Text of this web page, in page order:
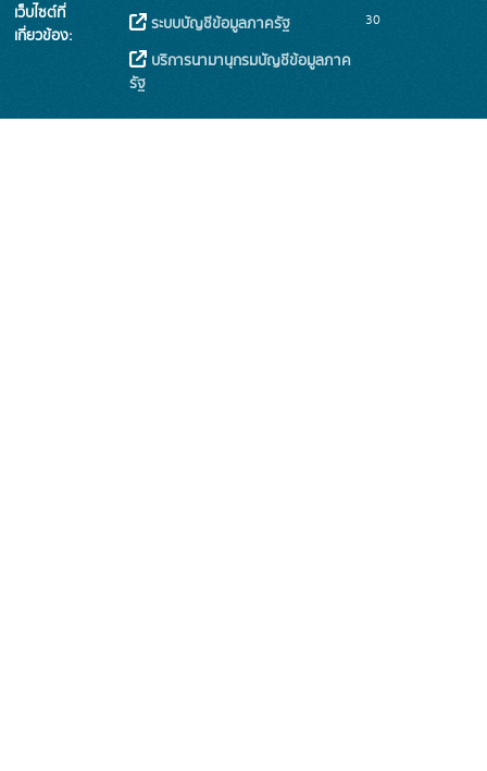
เว็บไซต์ที่
เกี่ยวข้อง:
ระบบบัญชีข้อมูลภาครัฐ
บริการนามานุกรมบัญชีข้อมูลภาค
รัฐ
30